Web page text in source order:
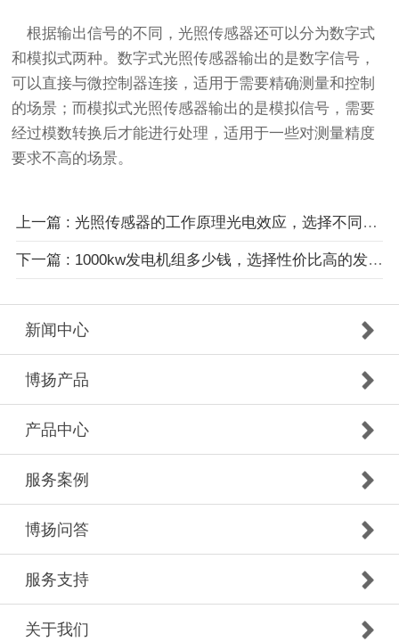
根据输出信号的不同，光照传感器还可以分为数字式
和模拟式两种。数字式光照传感器输出的是数字信号，
可以直接与微控制器连接，适用于需要精确测量和控制
的场景；而模拟式光照传感器输出的是模拟信号，需要
经过模数转换后才能进行处理，适用于一些对测量精度
要求不高的场景。
上一篇 : 光照传感器的工作原理光电效应，选择不同类型的光照传感器
下一篇 : 1000kw发电机组多少钱，选择性价比高的发电机组？
新闻中心
博扬产品
产品中心
服务案例
博扬问答
服务支持
关于我们